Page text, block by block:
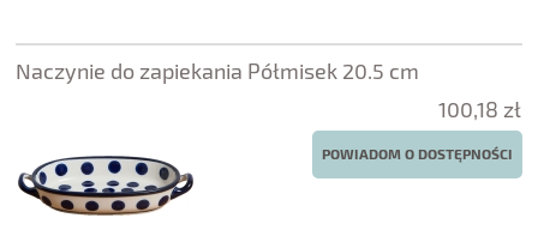
Naczynie do zapiekania Półmisek 20.5 cm
100,18 zł
POWIADOM O DOSTĘPNOŚCI